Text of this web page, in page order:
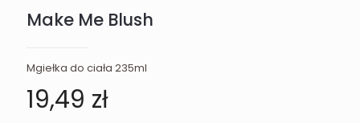
Make Me Blush
Mgiełka do ciała 235ml
19,49 zł